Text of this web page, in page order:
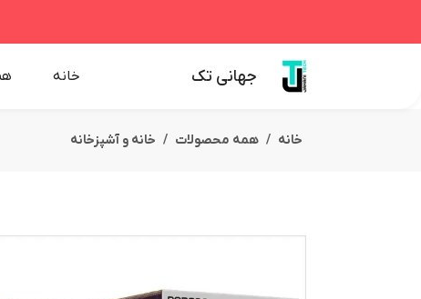
جهانی تک خانه
خانه همه محصولات خانه و آشپزخانه